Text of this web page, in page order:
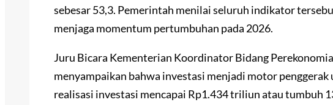
sebesar 53,3. Pemerintah menilai seluruh indikator
menjaga momentum pertumbuhan pada 2026.
Juru Bicara Kementerian Koordinator Bidang
menyampaikan bahwa investasi menjadi motor
realisasi investasi mencapai Rp1.434 triliun atau tumbuh